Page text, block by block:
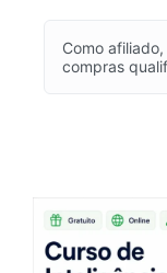
Como
compras